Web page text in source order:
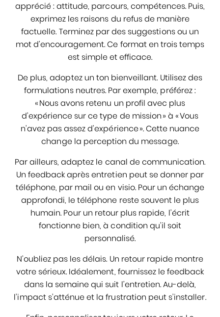
apprécié : attitude, parcours, compétences. Puis,
exprimez les raisons du refus de manière
factuelle. Terminez par des suggestions ou un
mot d’encouragement. Ce format en trois temps
est simple et efficace.
De plus, adoptez un ton bienveillant. Utilisez des
formulations neutres. Par exemple, préférez :
« Nous avons retenu un profil avec plus
d’expérience sur ce type de mission » à « Vous
n’avez pas assez d’expérience ». Cette nuance
change la perception du message.
Par ailleurs, adaptez le canal de communication.
Un feedback après entretien peut se donner par
téléphone, par mail ou en visio. Pour un échange
approfondi, le téléphone reste souvent le plus
humain. Pour un retour plus rapide, l’écrit
fonctionne bien, à condition qu’il soit
personnalisé.
N’oubliez pas les délais. Un retour rapide montre
votre sérieux. Idéalement, fournissez le feedback
dans la semaine qui suit l’entretien. Au-delà,
l’impact s’atténue et la frustration peut s’installer.